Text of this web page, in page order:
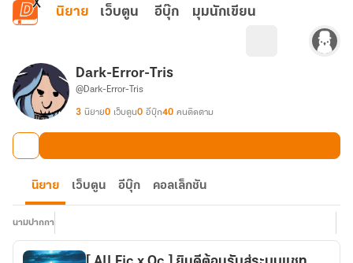
ข้ามไปยังเนื้อหาหลัก
นิยาย เว็บตูน อีบุ๊ก มุมนักเขียน
Dark-Error-Tris
@Dark-Error-Tris
3 นิยาย0 เว็บตูน0 อีบุ๊ก40 คนติดตาม
นิยาย เว็บตูน อีบุ๊ก คอลเล็กชัน
นามปากกา